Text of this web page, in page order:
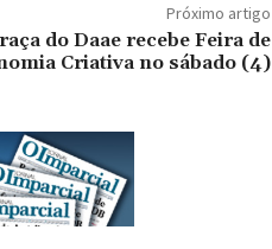
Próximo artigo
do Daae recebe Feira de
Criativa no sábado (4)